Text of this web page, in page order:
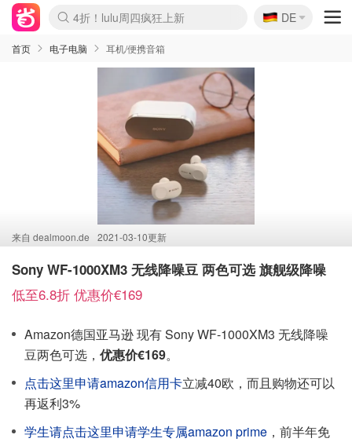
Boticinal 夏促开抢！
4折！lulu周四疯狂上新
还没结束！&OtherStories大促
Joybuy变相75折 随时失效
速领！Stanley独家85折
疑似霸哥！Camper额外叠85折
Zalando 奥莱闪促！每日更新
Moncler反季囤！5折起+叠9折
Coach Brooklyn仅€192
🇩🇪
DE
首页 电子电脑 耳机/便携音箱
来自 dealmoon.de 2021-03-10更新
Sony WF-1000XM3 无线降噪豆 两色可选 旗舰级降噪
低至6.8折 优惠价€169
Amazon德国亚马逊 现有 Sony WF-1000XM3 无线降噪
豆两色可选， 优惠价€169。
点击这里申请amazon信用卡立减40欧，而且购物还可以
再返利3%
学生请点击这里申请学生专属amazon prime ，前半年免